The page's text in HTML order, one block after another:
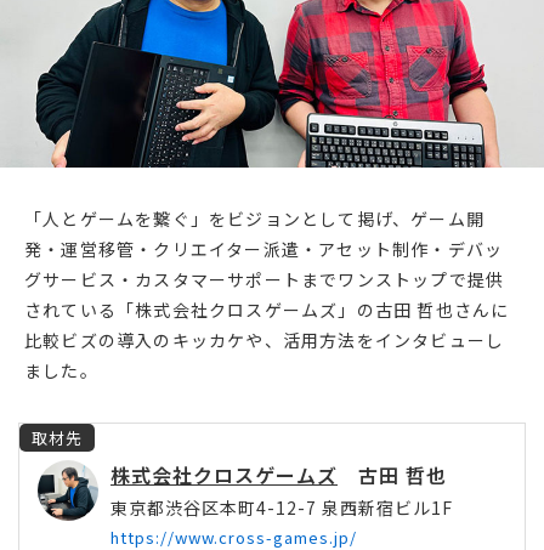
「人とゲームを繋ぐ」をビジョンとして掲げ、ゲーム開
発・運営移管・クリエイター派遣・アセット制作・デバッ
グサービス・カスタマーサポートまでワンストップで提供
されている「株式会社クロスゲームズ」の古田 哲也さんに
比較ビズの導入のキッカケや、活用方法をインタビューし
ました。
取材先
株式会社クロスゲームズ 古田 哲也
東京都渋谷区本町4-12-7 泉西新宿ビル1F
https://www.cross-games.jp/